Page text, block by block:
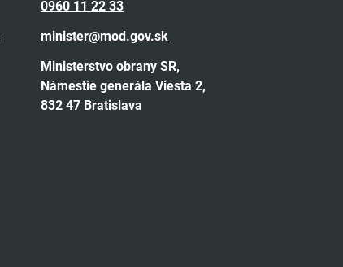
0960 11 22 33
minister@mod.gov.sk
Ministerstvo obrany SR,
Námestie generála Viesta 2,
832 47 Bratislava